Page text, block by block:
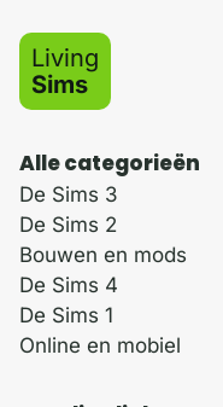
Living
Sims
Alle categorieën
De Sims 3
De Sims 2
Bouwen en mods
De Sims 4
De Sims 1
Online en mobiel